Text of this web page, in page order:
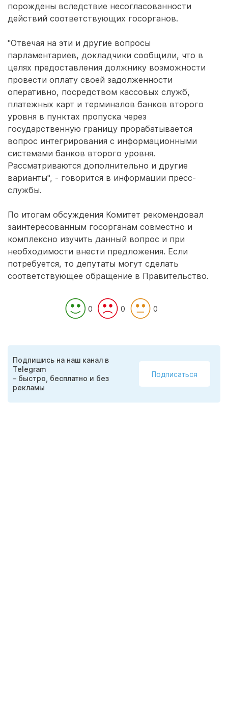
порождены вследствие несогласованности
действий соответствующих госорганов.
"Отвечая на эти и другие вопросы
парламентариев, докладчики сообщили, что в
целях предоставления должнику возможности
провести оплату своей задолженности
оперативно, посредством кассовых служб,
платежных карт и терминалов банков второго
уровня в пунктах пропуска через
государственную границу прорабатывается
вопрос интегрирования с информационными
системами банков второго уровня.
Рассматриваются дополнительно и другие
варианты", - говорится в информации пресс-
службы.
По итогам обсуждения Комитет рекомендовал
заинтересованным госорганам совместно и
комплексно изучить данный вопрос и при
необходимости внести предложения. Если
потребуется, то депутаты могут сделать
соответствующее обращение в Правительство.
0 0 0
Подпишись на наш канал в
Telegram
– быстро, бесплатно и без
рекламы
Подписаться